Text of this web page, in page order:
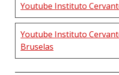
Youtube Instituto
Youtube Instituto
Bruselas